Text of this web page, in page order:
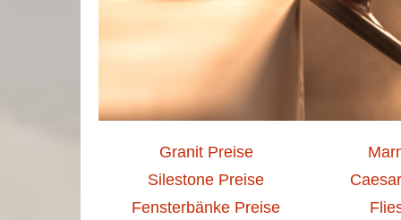
Granit Preise
Silestone Preise
Fensterbänke Preise